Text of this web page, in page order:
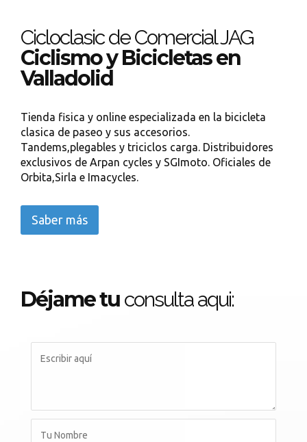
Cicloclasic de Comercial JAG
Ciclismo y Bicicletas en
Valladolid
Tienda fisica y online especializada en la bicicleta
clasica de paseo y sus accesorios.
Tandems,plegables y triciclos carga. Distribuidores
exclusivos de Arpan cycles y SGImoto. Oficiales de
Orbita,Sirla e Imacycles.
Saber más
Déjame tu consulta aqui: